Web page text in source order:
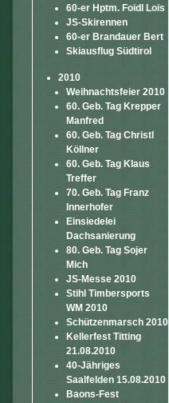
60-er Hptm. Foidl Lois
JS-Skirennen
60-er Brandauer Bert
Skiausflug Südtirol
2010
Weihnachtsfeier 2010
60. Geb. Tag Krepper
Manfred
60. Geb. Tag Christl
Köllner
60. Geb. Tag Klaus
Treffer
70. Geb. Tag Franz
Innerhofer
Einsiedelei
Dachsanierung
80. Geb. Tag Sojer
Mich
JS-Messe 2010
Stihl Timbersports
WM 2010
Schützenmarsch 2010
Kellerfest Titting
21.08.2010
40-Jähriges
Saalfelden 15.08.2010
Baons-Fest